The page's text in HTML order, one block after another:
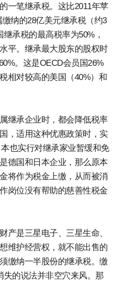
一笔继承税。这比2011年苹
纳的28亿美元继承税（约3
承税的最高税率为50%，
平。继承最大股东的股权时
。这是OECD会员国26%
相对较高的美国（40%）和
继承企业时，都会降低税率
，适用这种优惠政策时，实
也实行对继承家业暂缓和免
德国和日本企业，那么原本
将作为税金上缴，从而被消
岗位没有帮助的慈善性税金
产是三星电子、三星生命、
维护经营权，就不能出售的
缴纳一半股份的继承税。缴
的说法并非空穴来风。那